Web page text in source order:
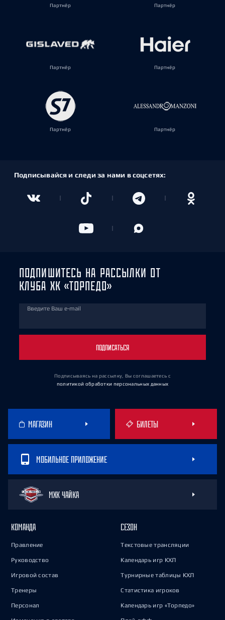
Партнёр Партнёр
Партнёр Партнёр
Партнёр Партнёр
Подписывайся и следи за нами в соцсетях:
ПОДПИШИТЕСЬ НА РАССЫЛКИ ОТ
КЛУБА ХК «ТОРПЕДО»
Введите Ваш e-mail
ПОДПИСАТЬСЯ
Подписываясь на рассылку, Вы соглашаетесь с
политикой обработки персональных данных
МАГАЗИН БИЛЕТЫ
МОБИЛЬНОЕ ПРИЛОЖЕНИЕ
МХК ЧАЙКА
КОМАНДА
Правление
Руководство
Игровой состав
Тренеры
Персонал
СЕЗОН
Текстовые трансляции
Календарь игр КХЛ
Турнирные таблицы КХЛ
Статистика игроков
Календарь игр «Торпедо»